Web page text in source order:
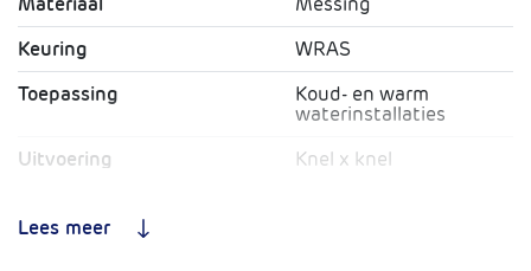
Keuring
WRAS
Toepassing
Koud- en warm
waterinstallaties
Uitvoering
Knel x knel
werkdruk
Lees meer